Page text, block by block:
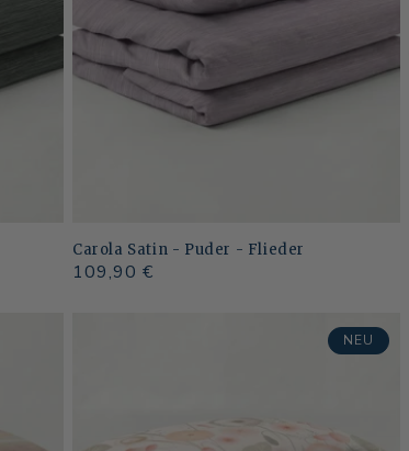
Carola Satin - Puder - Flieder
Normaler
109,90 €
NEU